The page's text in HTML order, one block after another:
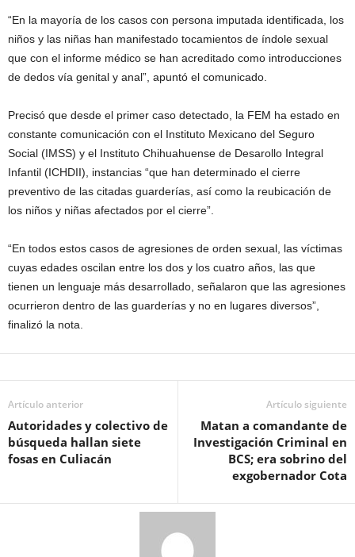
“En la mayoría de los casos con persona imputada identificada, los
niños y las niñas han manifestado tocamientos de índole sexual
que con el informe médico se han acreditado como introducciones
de dedos vía genital y anal”, apuntó el comunicado.
Precisó que desde el primer caso detectado, la FEM ha estado en
constante comunicación con el Instituto Mexicano del Seguro
Social (IMSS) y el Instituto Chihuahuense de Desarollo Integral
Infantil (ICHDII), instancias “que han determinado el cierre
preventivo de las citadas guarderías, así como la reubicación de
los niños y niñas afectados por el cierre”.
“En todos estos casos de agresiones de orden sexual, las víctimas
cuyas edades oscilan entre los dos y los cuatro años, las que
tienen un lenguaje más desarrollado, señalaron que las agresiones
ocurrieron dentro de las guarderías y no en lugares diversos”,
finalizó la nota.
Artículo anterior
Autoridades y colectivo de
búsqueda hallan siete
fosas en Culiacán
Artículo siguiente
Matan a comandante de
Investigación Criminal en
BCS; era sobrino del
exgobernador Cota